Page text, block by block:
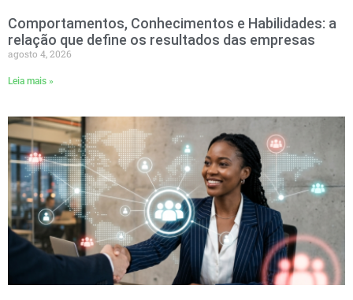
Comportamentos, Conhecimentos e Habilidades: a
relação que define os resultados das empresas
agosto 4, 2026
Leia mais »